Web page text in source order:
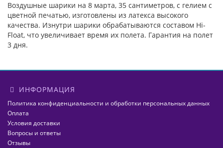
Воздушные шарики на 8 марта, 35 сантиметров, с гелием с
цветной печатью, изготовлены из латекса высокого
качества. Изнутри шарики обрабатываются составом Hi-
Float, что увеличивает время их полета. Гарантия на полет
3 дня.
ИНФОРМАЦИЯ
Политика конфиденциальности и обработки персональных данных
Оплата
Условия доставки
Вопросы и ответы
Отзывы